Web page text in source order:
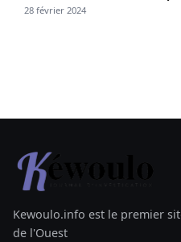
28 février 2024
Kewoulo.info est le premier
de l'Ouest